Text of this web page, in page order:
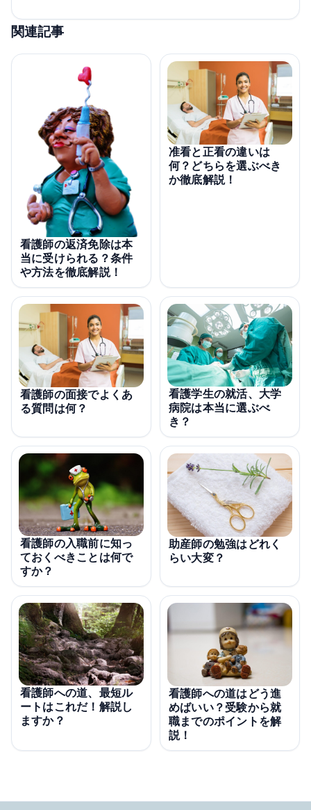
関連記事
看護師の返済免除は本
当に受けられる？条件
や方法を徹底解説！
准看と正看の違いは
何？どちらを選ぶべき
か徹底解説！
看護師の面接でよくあ
る質問は何？
看護学生の就活、大学
病院は本当に選ぶべ
き？
看護師の入職前に知っ
ておくべきことは何で
すか？
助産師の勉強はどれく
らい大変？
看護師への道、最短ル
ートはこれだ！解説し
ますか？
看護師への道はどう進
めばいい？受験から就
職までのポイントを解
説！